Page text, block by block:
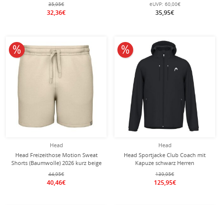
35,95€
32,36€
eUVP: 60,00€
35,95€
Head
Head Freizeithose Motion Sweat
Shorts (Baumwolle) 2026 kurz beige
Herren
44,95€
40,46€
10% reduziert
Head
Head Sportjacke Club Coach mit
Kapuze schwarz Herren
139,95€
125,95€
10% reduziert